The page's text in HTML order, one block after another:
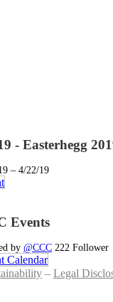
- Easterhegg
– 4/22/19
Events
by @CCC 222 Follower
Calendar
– Legal